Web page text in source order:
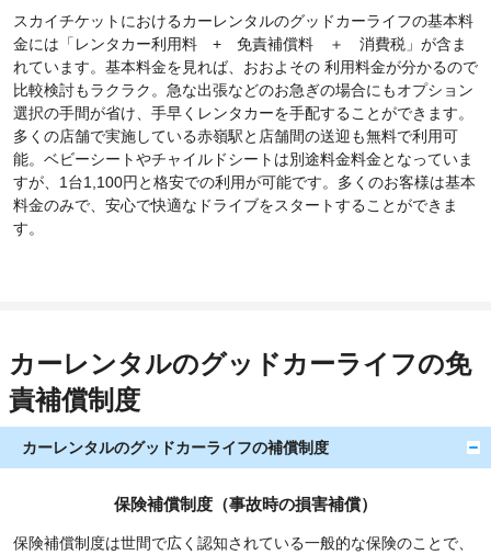
スカイチケットにおけるカーレンタルのグッドカーライフの基本料
金には「レンタカー利用料 + 免責補償料 ＋ 消費税」が含ま
れています。基本料金を見れば、おおよその 利用料金が分かるので
比較検討もラクラク。急な出張などのお急ぎの場合にもオプション
選択の手間が省け、手早くレンタカーを手配することができます。
多くの店舗で実施している赤嶺駅と店舗間の送迎も無料で利用可
能。ベビーシートやチャイルドシートは別途料金料金となっていま
すが、1台1,100円と格安での利用が可能です。多くのお客様は基本
料金のみで、安心で快適なドライブをスタートすることができま
す。
カーレンタルのグッドカーライフの免
責補償制度
カーレンタルのグッドカーライフの補償制度
保険補償制度（事故時の損害補償）
保険補償制度は世間で広く認知されている一般的な保険のことで、